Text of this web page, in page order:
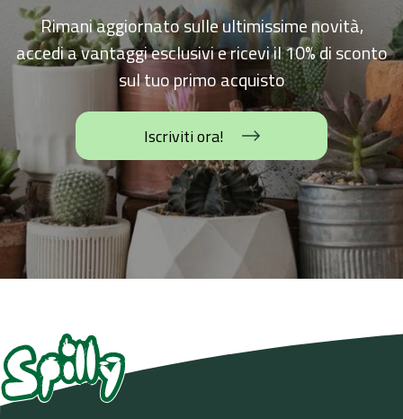
Rimani aggiornato sulle ultimissime novità,
accedi a vantaggi esclusivi e ricevi il 10% di sconto
sul tuo primo acquisto
Iscriviti ora!